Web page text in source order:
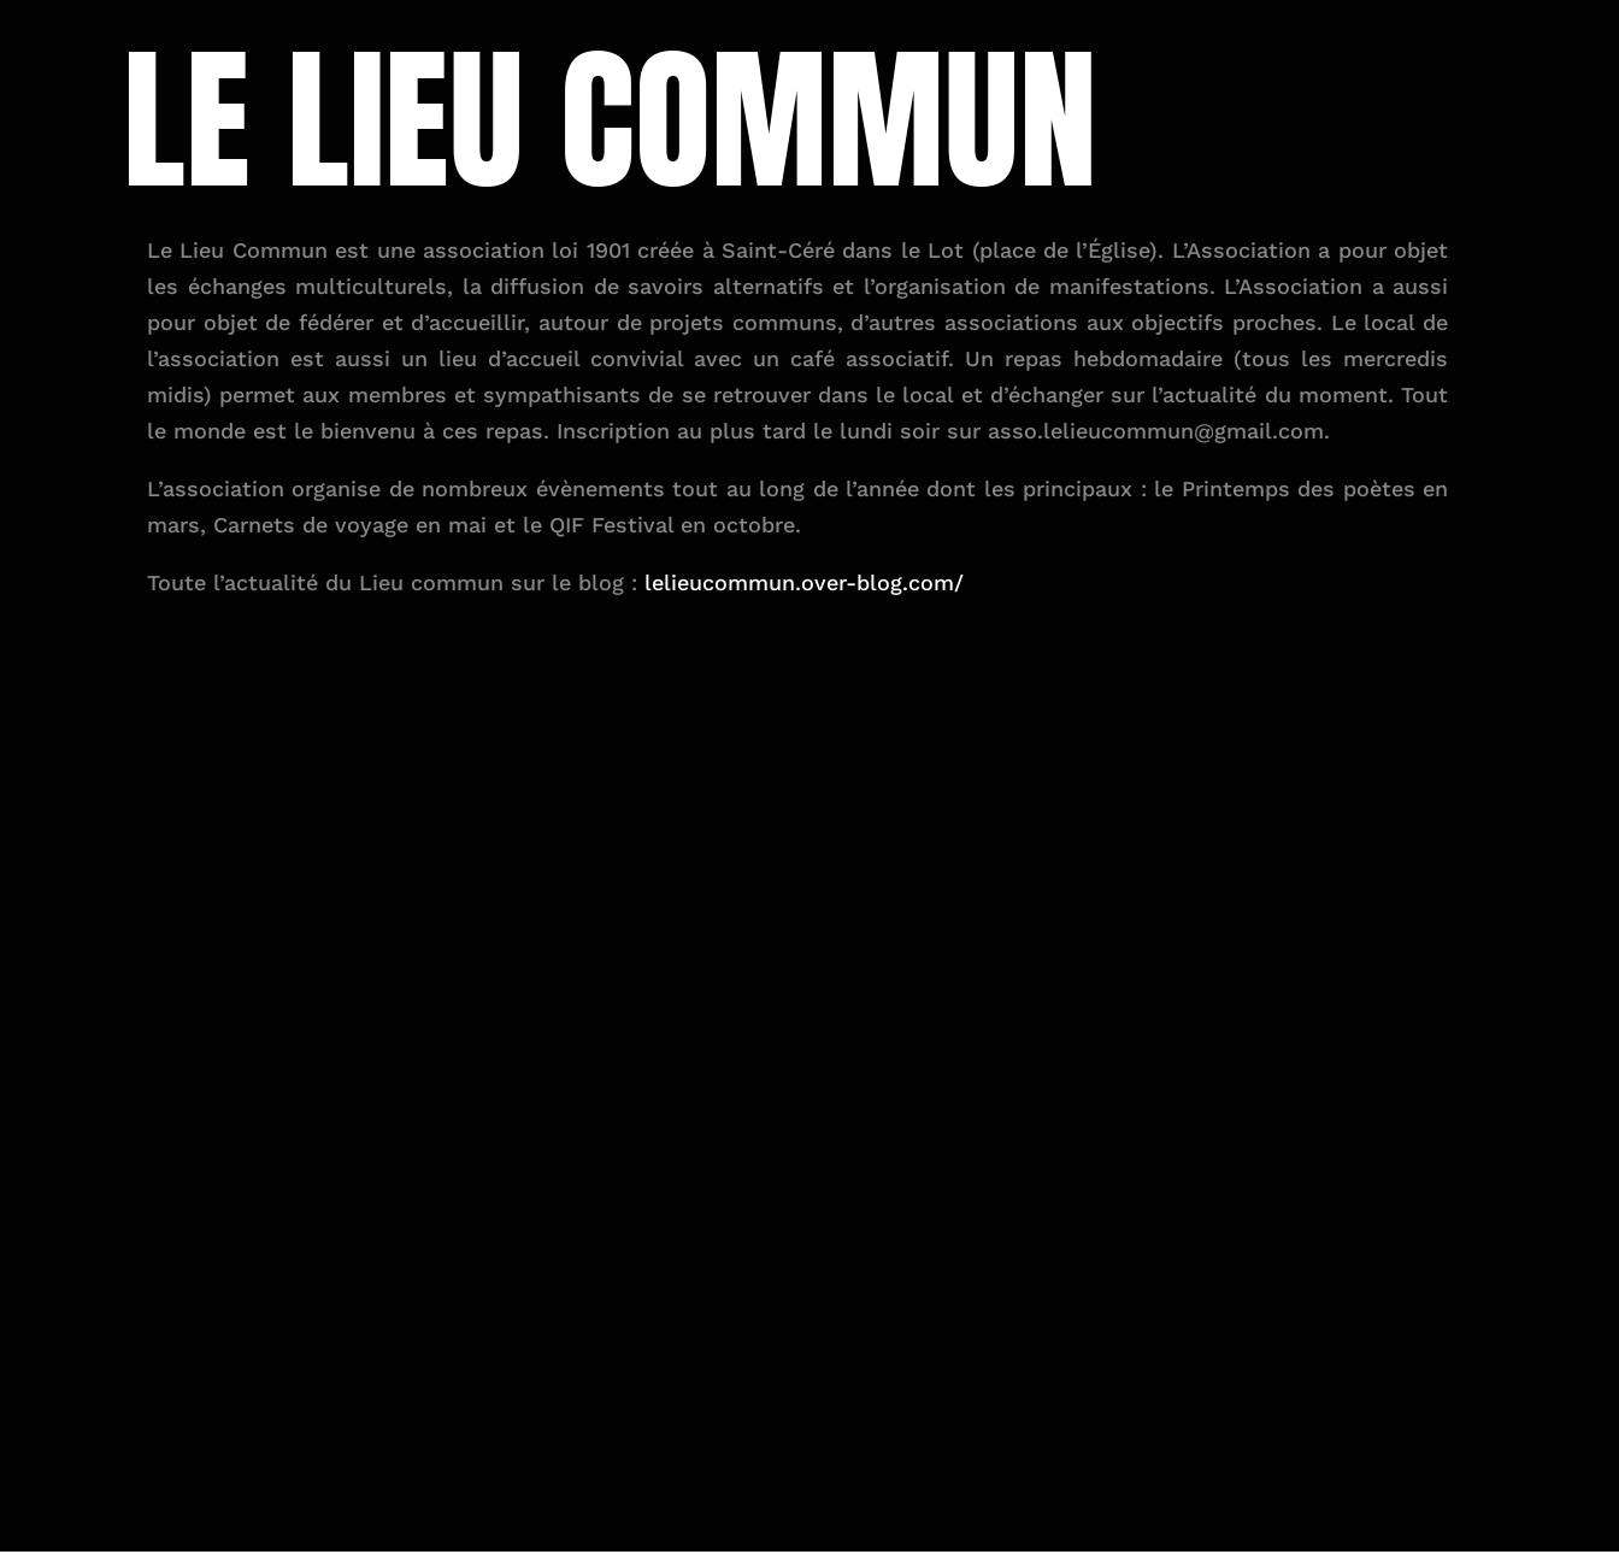
LE LIEU COMMUN
Le Lieu Commun est une association loi 1901 créée à Saint-Céré dans le Lot (place de l’Église). L’Association a pour objet
les échanges multiculturels, la diffusion de savoirs alternatifs et l’organisation de manifestations. L’Association a aussi
pour objet de fédérer et d’accueillir, autour de projets communs, d’autres associations aux objectifs proches. Le local de
l’association est aussi un lieu d’accueil convivial avec un café associatif. Un repas hebdomadaire (tous les mercredis
midis) permet aux membres et sympathisants de se retrouver dans le local et d’échanger sur l’actualité du moment. Tout
le monde est le bienvenu à ces repas. Inscription au plus tard le lundi soir sur asso.lelieucommun@gmail.com.
L’association organise de nombreux évènements tout au long de l’année dont les principaux : le Printemps des poètes en
mars, Carnets de voyage en mai et le QIF Festival en octobre.
Toute l’actualité du Lieu commun sur le blog : lelieucommun.over-blog.com/